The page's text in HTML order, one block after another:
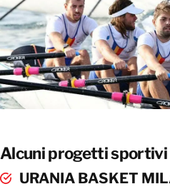
Alcuni progetti
URANIA BASKET